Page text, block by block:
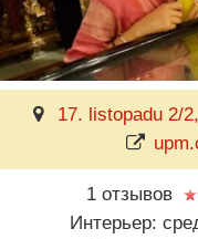
17. listopadu 2/
1 отзывов
Интерьер: